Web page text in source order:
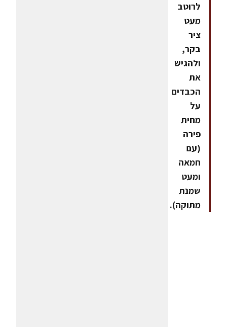
לרוטב
מעט
ציר
בקר,
ולהגיש
את
הכבדים
על
מחית
פירה
(עם
חמאה
ומעט
שמנת
מתוקה).